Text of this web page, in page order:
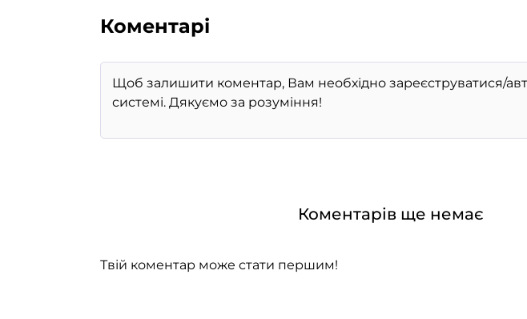
Коментарі
Коментарів ще немає
Твій коментар може стати першим!